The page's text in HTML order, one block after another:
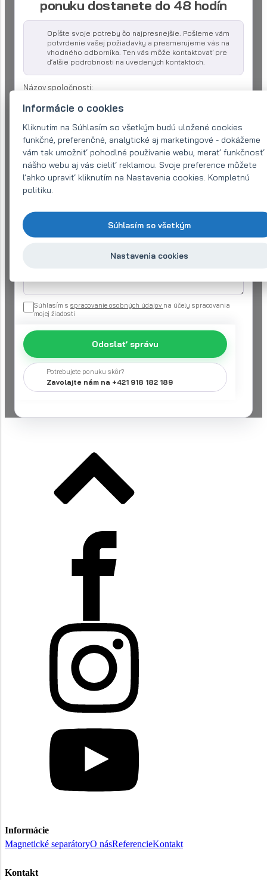
ponuku dostanete do 48 hodín
Opíšte svoje potreby čo najpresnejšie. Pošleme vám
potvrdenie vašej požiadavky a presmerujeme vás na
vhodného odborníka. Ten vás môže kontaktovať pre
ďalšie podrobnosti na uvedených kontaktoch.
Názov spoločnosti:
E-mail (povinné)*
Telefón:
Váš dotaz
Súhlasím s spracovanie osobných údajov na účely spracovania
mojej žiadosti
Odoslať správu
Potrebujete ponuku skôr?
Zavolajte nám na +421 918 182 189
Informácie
Magnetické separátoryO násReferencieKontakt
Kontakt
Informácie o cookies
Kliknutím na Súhlasím so všetkým budú uložené cookies
funkčné, preferenčné, analytické aj marketingové - dokážeme
vám tak umožniť pohodlné používanie webu, merať funkčnosť
nášho webu aj vás cieliť reklamou. Svoje preference môžete
ľahko upraviť kliknutím na Nastavenia cookies. Kompletnú
politiku.
Súhlasím so všetkým
Nastavenia cookies